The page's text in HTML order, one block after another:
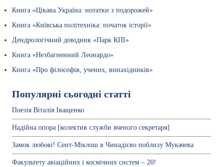
Книга «Цікава Україна: нотатки з подорожей»
Книга «Київська політехніка: початок історії»
Дендрологічний довідник «Парк КПІ»
Книга «Незбагненний Леонардо»
Книга «Про філософів, учених, винахідників»
Популярні сьогодні статті
Поезія Віталія Іващенко
Надійна опора [колектив служби вченого секретаря]
Замок любові! Сент-Міклош в Чинадієво поблизу Мукачева
Факультету авіаційних і космічних систем – 20!